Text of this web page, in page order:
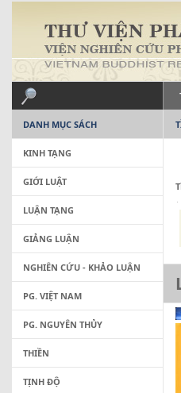
DANH MỤC SÁCH
KINH TẠNG
GIỚI LUẬT
LUẬN TẠNG
GIẢNG LUẬN
NGHIÊN CỨU - KHẢO LUẬN
PG. VIỆT NAM
PG. NGUYÊN THỦY
THIỀN
TỊNH ĐỘ